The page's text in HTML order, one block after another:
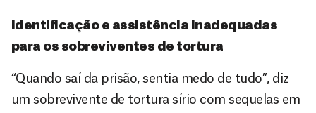
Identificação e assistência inadequadas
para os sobreviventes de tortura
“Quando saí da prisão, sentia medo de tudo”, diz
um sobrevivente de tortura sírio com sequelas em